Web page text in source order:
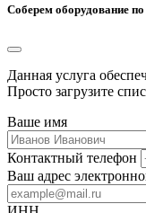
Соберем оборудование
Данная услуга
Просто загрузите
Ваше имя
Контактный телефон
Ваш адрес